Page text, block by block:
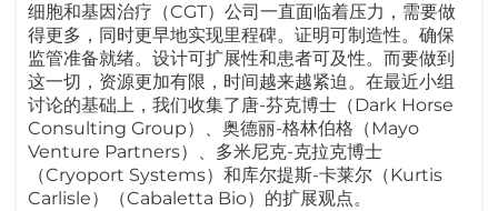
细胞和基因治疗（CGT）公司一直面临着压力，需要做
得更多，同时更早地实现里程碑。证明可制造性。确保
监管准备就绪。设计可扩展性和患者可及性。而要做到
这一切，资源更加有限，时间越来越紧迫。在最近小组
讨论的基础上，我们收集了唐-芬克博士（Dark Horse
Consulting Group）、奥德丽-格林伯格（Mayo
Venture Partners）、多米尼克-克拉克博士
（Cryoport Systems）和库尔提斯-卡莱尔（Kurtis
Carlisle）（Cabaletta Bio）的扩展观点。